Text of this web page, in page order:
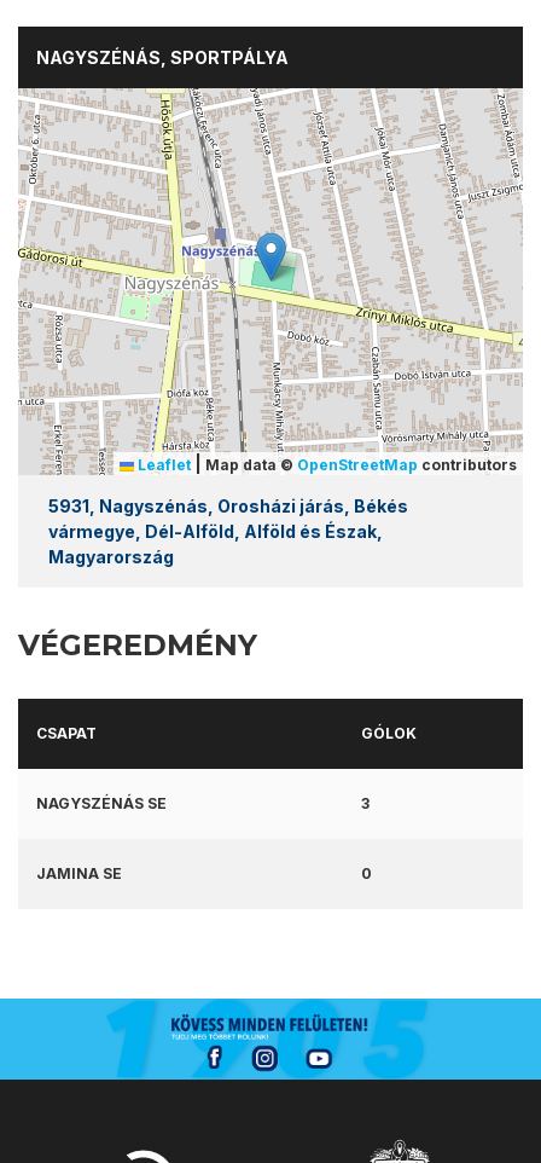
NAGYSZÉNÁS, SPORTPÁLYA
Leaflet Map data © OpenStreetMap contributors
5931, Nagyszénás, Orosházi járás, Békés
vármegye, Dél-Alföld, Alföld és Észak,
Magyarország
VÉGEREDMÉNY
CSAPAT GÓLOK
NAGYSZÉNÁS SE 3
JAMINA SE 0